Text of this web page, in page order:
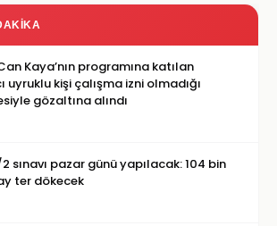
Kaya’nın programına katılan
uyruklu kişi çalışma izni olmadığı
gözaltına alındı
2 sınavı pazar günü yapılacak: 104 bin
ter dökecek